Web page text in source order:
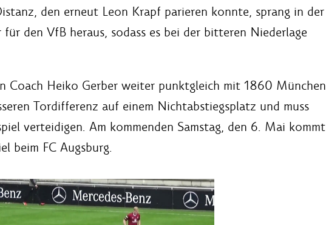
den erneut Leon Krapf parieren konnte, sprang in der
für den VfB heraus, sodass es bei der bitteren Niederlage
Coach Heiko Gerber weiter punktgleich mit 1860 München
Tordifferenz auf einem Nichtabstiegsplatz und muss
verteidigen. Am kommenden Samstag, den 6. Mai kommt
beim FC Augsburg.